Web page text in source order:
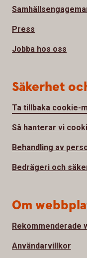
Press
Jobba hos oss
Säkerhet
Ta tillbaka cookie-
Så hanterar vi
Behandling av
Bedrägeri och
Om
Rekommenderade
Användarvillkor